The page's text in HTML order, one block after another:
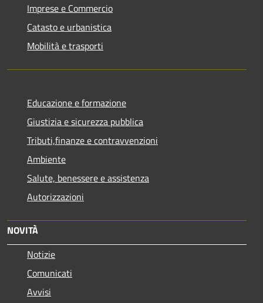
Imprese e Commercio
Catasto e urbanistica
Mobilità e trasporti
Educazione e formazione
Giustizia e sicurezza pubblica
Tributi,finanze e contravvenzioni
Ambiente
Salute, benessere e assistenza
Autorizzazioni
NOVITÀ
Notizie
Comunicati
Avvisi